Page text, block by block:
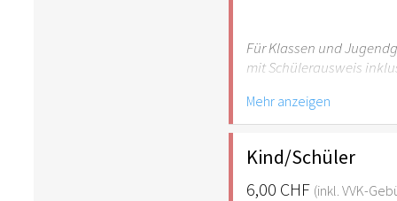
Für Klassen und
mit Schülerausweis
Hinweis: Für Kinder
empfehlenswert.
Mehr anzeigen
Kind/Schüler
6,00 CHF (inkl. VVK-